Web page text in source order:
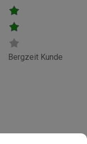
Bergzeit Kunde